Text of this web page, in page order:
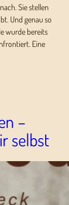
Sie stellen
Und genau so
wurde bereits
Eine
–
selbst